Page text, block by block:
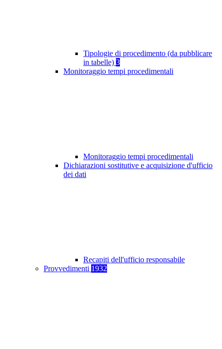
Tipologie di procedimento (da pubblicare
in tabelle) 3
Monitoraggio tempi procedimentali
Monitoraggio tempi procedimentali
Dichiarazioni sostitutive e acquisizione d'ufficio
dei dati
Recapiti dell'ufficio responsabile
Provvedimenti 1932